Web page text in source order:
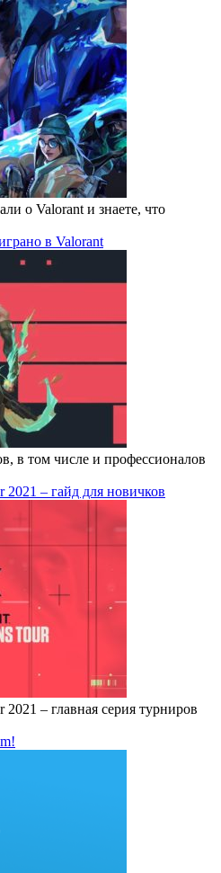
о Valorant и знаете, что
в Valorant
в том числе и профессионалов
– гайд для новичков
– главная серия турниров